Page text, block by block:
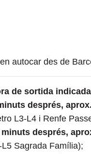
autocar des de
de sortida
després,
L3-L4 i Renfe
minuts després,
L5 Sagrada Família);